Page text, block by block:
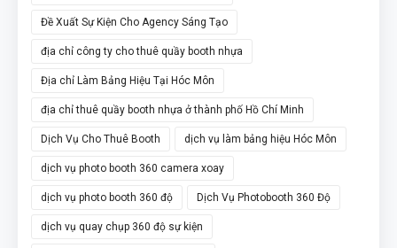
Đề Xuất Sự Kiện Cho Agency Sáng Tạo
địa chỉ công ty cho thuê quầy booth nhựa
Địa chỉ Làm Bảng Hiệu Tại Hóc Môn
địa chỉ thuê quầy booth nhựa ở thành phố Hồ Chí Minh
Dịch Vụ Cho Thuê Booth dịch vụ làm bảng hiệu Hóc Môn
dịch vụ photo booth 360 camera xoay
dịch vụ photo booth 360 độ Dịch Vụ Photobooth 360 Độ
dịch vụ quay chụp 360 độ sự kiện